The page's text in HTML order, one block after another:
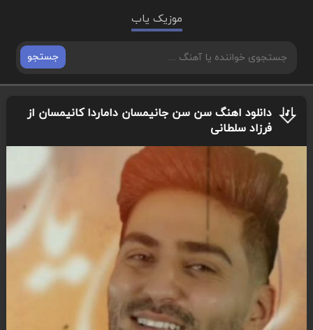
موزیک یاب
جستجو
دانلود اهنگ سن سن جانیمسان داماردا کانیمسان از
فرزاد سلطانی